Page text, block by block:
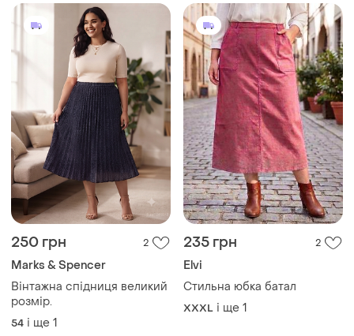
250 грн 2
Marks & Spencer
Вінтажна спідниця великий
розмір.
54 і ще 1
235 грн 2
Elvi
Стильна юбка батал
XXXL і ще 1